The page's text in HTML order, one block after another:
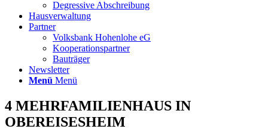
Degressive Abschreibung
Hausverwaltung
Partner
Volksbank Hohenlohe eG
Kooperationspartner
Bauträger
Newsletter
Menü Menü
4 MEHRFAMILIENHAUS IN
OBEREISESHEIM